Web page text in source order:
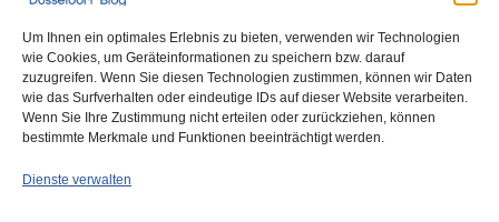
Um Ihnen ein optimales Erlebnis zu bieten, verwenden wir Technologien
wie Cookies, um Geräteinformationen zu speichern bzw. darauf
zuzugreifen. Wenn Sie diesen Technologien zustimmen, können wir Daten
wie das Surfverhalten oder eindeutige IDs auf dieser Website verarbeiten.
Wenn Sie Ihre Zustimmung nicht erteilen oder zurückziehen, können
bestimmte Merkmale und Funktionen beeinträchtigt werden.
Dienste verwalten